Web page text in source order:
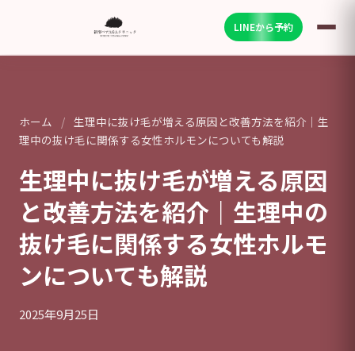
LINEから予約
ホーム / 生理中に抜け毛が増える原因と改善方法を紹介｜生
理中の抜け毛に関係する女性ホルモンについても解説
生理中に抜け毛が増える原因
と改善方法を紹介｜生理中の
抜け毛に関係する女性ホルモ
ンについても解説
2025年9月25日